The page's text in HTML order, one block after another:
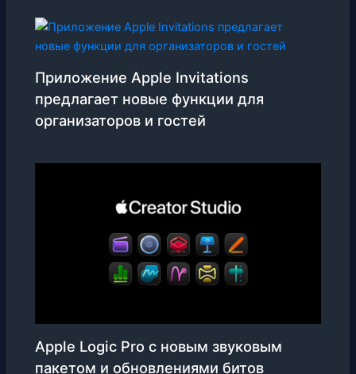
Приложение Apple Invitations
предлагает новые функции для
организаторов и гостей
Apple Logic Pro с новым звуковым
пакетом и обновлениями битов